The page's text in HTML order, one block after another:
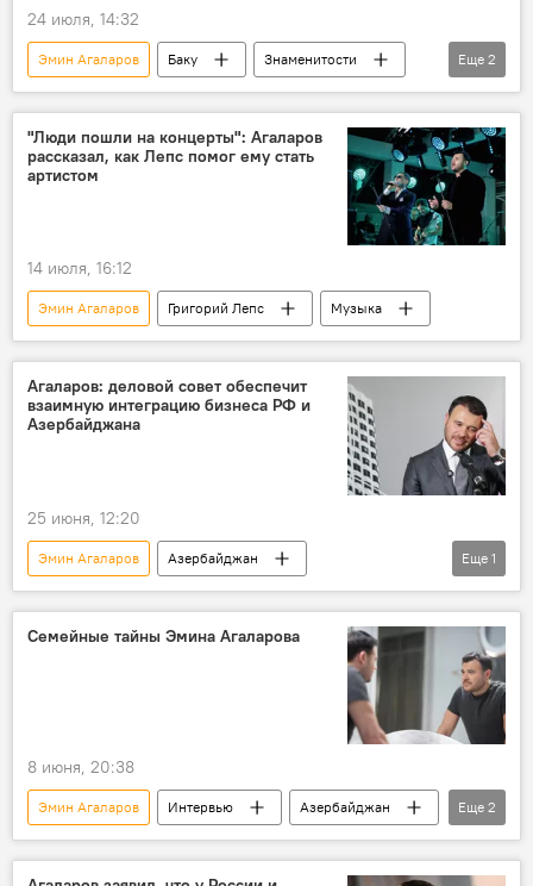
24 июля, 14:32
Эмин Агаларов Баку
Знаменитости
Россия
Фестиваль
Еще 2
"Люди пошли на концерты": Агаларов
рассказал, как Лепс помог ему стать
артистом
14 июля, 16:12
Эмин Агаларов Григорий Лепс Музыка
Агаларов: деловой совет обеспечит
взаимную интеграцию бизнеса РФ и
Азербайджана
25 июня, 12:20
Эмин Агаларов
Азербайджан
Российско-Азербайджанский деловой совет
Еще 1
Семейные тайны Эмина Агаларова
8 июня, 20:38
Эмин Агаларов Интервью
Азербайджан
Баку
Sea Breeze
Еще 2